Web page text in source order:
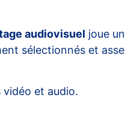
audiovisuel joue
sélectionnés et
vidéo et audio.